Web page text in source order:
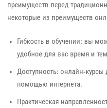
преимуществ перед
некоторые из преимуществ
Гибкость в обучении: вы
удобное для вас время и
Доступность: онлайн-
помощью интернета.
Практическая